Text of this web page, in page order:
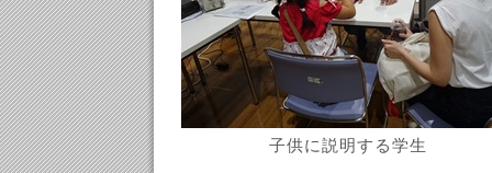
子供に説明する学生